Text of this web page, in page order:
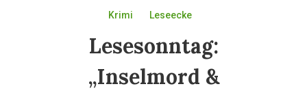
Krimi Leseecke
Lesesonntag:
„Inselmord &